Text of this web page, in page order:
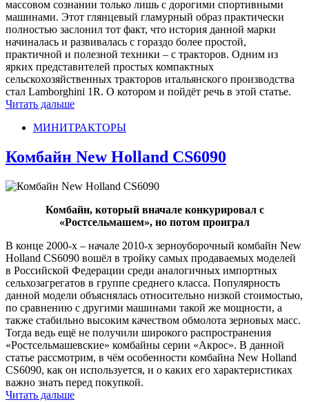
массовом сознании только лишь с дорогими спортивными
машинами. Этот глянцевый гламурный образ практически
полностью заслонил тот факт, что история данной марки
начиналась и развивалась с гораздо более простой,
практичной и полезной техники – с тракторов. Одним из
ярких представителей простых компактных
сельскохозяйственных тракторов итальянского производства
стал Lamborghini 1R. О котором и пойдёт речь в этой статье.
Читать дальше
МИНИТРАКТОРЫ
Комбайн New Holland CS6090
Комбайн, который вначале конкурировал с
«Ростсельмашем», но потом проиграл
В конце 2000-х – начале 2010-х зерноуборочный комбайн New
Holland CS6090 вошёл в тройку самых продаваемых моделей
в Российской Федерации среди аналогичных импортных
сельхозагрегатов в группе среднего класса. Популярность
данной модели объяснялась относительно низкой стоимостью,
по сравнению с другими машинами такой же мощности, а
также стабильно высоким качеством обмолота зерновых масс.
Тогда ведь ещё не получили широкого распространения
«Ростсельмашевские» комбайны серии «Акрос». В данной
статье рассмотрим, в чём особенности комбайна New Holland
CS6090, как он используется, и о каких его характеристиках
важно знать перед покупкой.
Читать дальше